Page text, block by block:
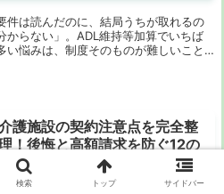
件は読んだのに、結局うちが取れるの
からない」。ADL維持等加算でいちば
い悩みは、制度そのものが難しいこと
護施設の契約注意点を完全整
！後悔と高額請求を防ぐ12の
確認術
検索 トップ サイドバー